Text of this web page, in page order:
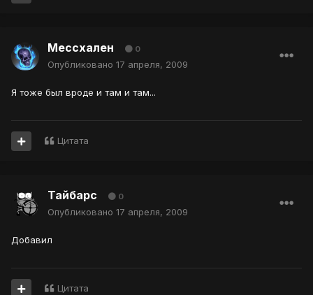
Мессхален 0
Опубликовано 17 апреля, 2009
Я тоже был вроде и там и там...
Цитата
Тайбарс 0
Опубликовано 17 апреля, 2009
Добавил
Цитата